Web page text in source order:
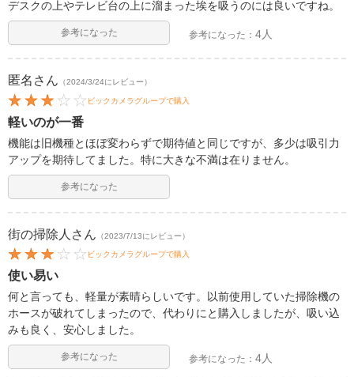
デスクの上やテレビ台の上に溜まった埃を吸うのには良いですね。
参考になった 参考になった：4人
匿名 さん （2024/3/24にレビュー）
ビックカメラグループで購入
軽いのが一番
機能は旧機種とほぼ変わらずで期待値と同じですが、多少は吸引力
アップを期待してました。特に大きな不満は在りません。
参考になった
街の掃除人 さん （2023/7/13にレビュー）
ビックカメラグループで購入
使い易い
何と言っても、軽量が素晴らしいです。以前使用していた掃除機の
ホースが破れてしまったので、代わりにと購入しましたが、吸い込
みも良く、安心しました。
参考になった 参考になった：4人